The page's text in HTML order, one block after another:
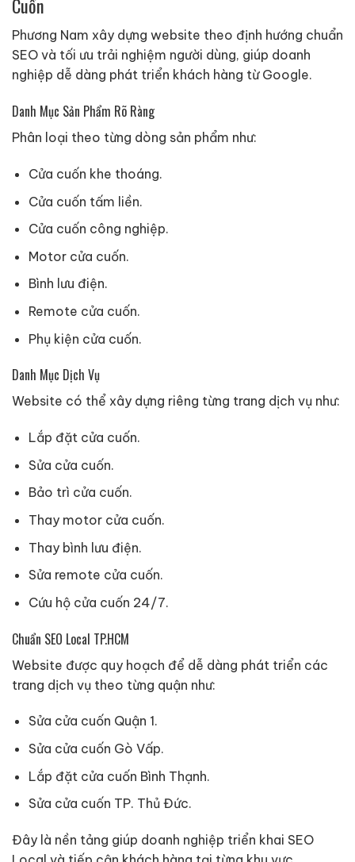
Cuốn
Phương Nam xây dựng website theo định hướng chuẩn
SEO và tối ưu trải nghiệm người dùng, giúp doanh
nghiệp dễ dàng phát triển khách hàng từ Google.
Danh Mục Sản Phẩm Rõ Ràng
Phân loại theo từng dòng sản phẩm như:
Cửa cuốn khe thoáng.
Cửa cuốn tấm liền.
Cửa cuốn công nghiệp.
Motor cửa cuốn.
Bình lưu điện.
Remote cửa cuốn.
Phụ kiện cửa cuốn.
Danh Mục Dịch Vụ
Website có thể xây dựng riêng từng trang dịch vụ như:
Lắp đặt cửa cuốn.
Sửa cửa cuốn.
Bảo trì cửa cuốn.
Thay motor cửa cuốn.
Thay bình lưu điện.
Sửa remote cửa cuốn.
Cứu hộ cửa cuốn 24/7.
Chuẩn SEO Local TP.HCM
Website được quy hoạch để dễ dàng phát triển các
trang dịch vụ theo từng quận như:
Sửa cửa cuốn Quận 1.
Sửa cửa cuốn Gò Vấp.
Lắp đặt cửa cuốn Bình Thạnh.
Sửa cửa cuốn TP. Thủ Đức.
Đây là nền tảng giúp doanh nghiệp triển khai SEO